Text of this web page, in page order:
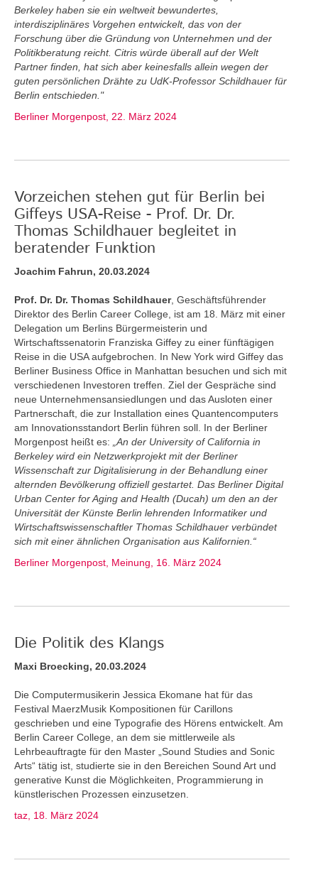
Berkeley haben sie ein weltweit bewundertes,
interdisziplinäres Vorgehen entwickelt, das von der
Forschung über die Gründung von Unternehmen und der
Politikberatung reicht. Citris würde überall auf der Welt
Partner finden, hat sich aber keinesfalls allein wegen der
guten persönlichen Drähte zu UdK-Professor Schildhauer für
Berlin entschieden."
Berliner Morgenpost, 22. März 2024
Vorzeichen stehen gut für Berlin bei
Giffeys USA-Reise - Prof. Dr. Dr.
Thomas Schildhauer begleitet in
beratender Funktion
Joachim Fahrun, 20.03.2024
Prof. Dr. Dr. Thomas Schildhauer, Geschäftsführender
Direktor des Berlin Career College, ist am 18. März mit einer
Delegation um Berlins Bürgermeisterin und
Wirtschaftssenatorin Franziska Giffey zu einer fünftägigen
Reise in die USA aufgebrochen. In New York wird Giffey das
Berliner Business Office in Manhattan besuchen und sich mit
verschiedenen Investoren treffen. Ziel der Gespräche sind
neue Unternehmensansiedlungen und das Ausloten einer
Partnerschaft, die zur Installation eines Quantencomputers
am Innovationsstandort Berlin führen soll. In der Berliner
Morgenpost heißt es:
„An der University of California in
Berkeley wird ein Netzwerkprojekt mit der Berliner
Wissenschaft zur Digitalisierung in der Behandlung einer
alternden Bevölkerung offiziell gestartet. Das Berliner Digital
Urban Center for Aging and Health (Ducah) um den an der
Universität der Künste Berlin lehrenden Informatiker und
Wirtschaftswissenschaftler Thomas Schildhauer verbündet
sich mit einer ähnlichen Organisation aus Kalifornien.“
Berliner Morgenpost, Meinung, 16. März 2024
Die Politik des Klangs
Maxi Broecking, 20.03.2024
Die Computermusikerin Jessica Ekomane hat für das
Festival MaerzMusik Kompositionen für Carillons
geschrieben und eine Typografie des Hörens entwickelt. Am
Berlin Career College, an dem sie mittlerweile als
Lehrbeauftragte für den Master „Sound Studies and Sonic
Arts“ tätig ist, studierte sie in den Bereichen Sound Art und
generative Kunst die Möglichkeiten, Programmierung in
künstlerischen Prozessen einzusetzen.
taz, 18. März 2024